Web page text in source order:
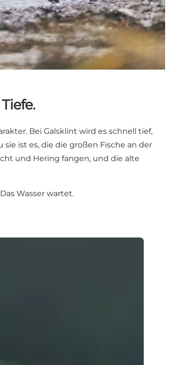
Bei Galsklint wird es schnell tief,
ist es, die die großen Fische an der
und Hering fangen, und die alte
Wasser wartet.